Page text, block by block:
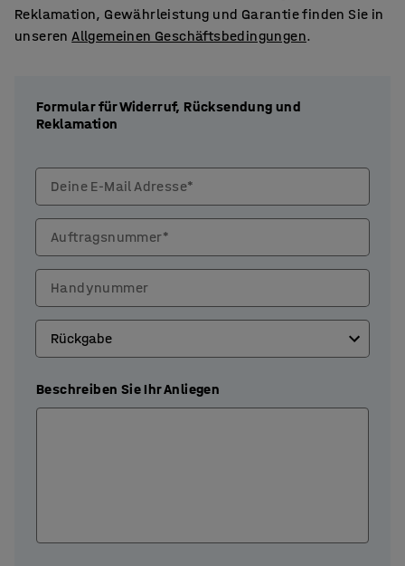
Reklamation, Gewährleistung und Garantie finden Sie in
unserenAllgemeinen Geschäftsbedingungen.
Formular für Widerruf, Rücksendung und
Reklamation
Deine E-Mail Adresse*
Auftragsnummer*
Handynummer
Beschreiben Sie Ihr Anliegen